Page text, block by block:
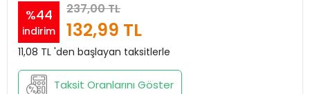
%44
indirim
237,00 TL
132,99 TL
11,08 TL 'den başlayan taksitlerle
Taksit Oranlarını Göster